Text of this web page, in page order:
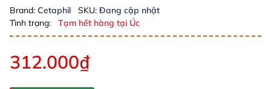
Brand: Cetaphil SKU: Đang cập nhật
Tình trạng:
Tạm hết hàng tại Úc
312.000₫